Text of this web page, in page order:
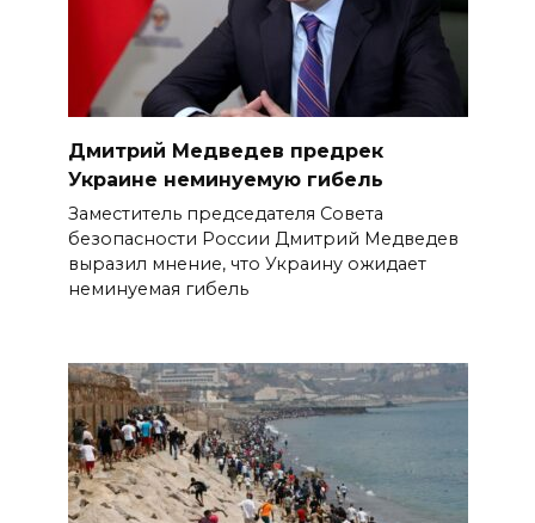
Дмитрий Медведев предрек
Украине неминуемую гибель
Заместитель председателя Совета
безопасности России Дмитрий Медведев
выразил мнение, что Украину ожидает
неминуемая гибель